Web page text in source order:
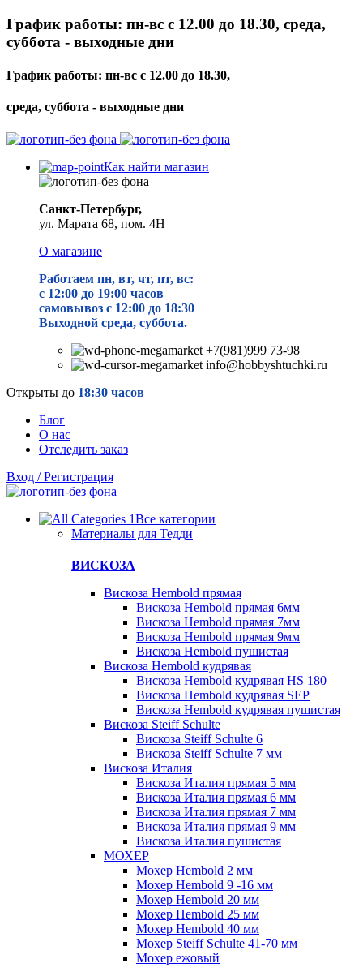
График работы: пн-вс с 12.00 до 18.30, среда,
суббота - выходные дни
График работы: пн-вс с 12.00 до 18.30,
среда, суббота - выходные дни
Как найти магазин
Санкт-Петербург,
ул. Марата 68, пом. 4Н
О магазине
Работаем пн, вт, чт, пт, вс:
с 12:00 до 19:00 часов
самовывоз с 12:00 до 18:30
Выходной среда, суббота.
+7(981)999 73-98
info@hobbyshtuchki.ru
Открыты до 18:30 часов
Блог
О нас
Отследить заказ
Вход / Регистрация
Все категории
Материалы для Тедди
ВИСКОЗА
Вискоза Hembold прямая
Вискоза Hembold прямая 6мм
Вискоза Hembold прямая 7мм
Вискоза Hembold прямая 9мм
Вискоза Hembold пушистая
Вискоза Hembold кудрявая
Вискоза Hembold кудрявая HS 180
Вискоза Hembold кудрявая SEP
Вискоза Hembold кудрявая пушистая
Вискоза Steiff Schulte
Вискоза Steiff Schulte 6
Вискоза Steiff Schulte 7 мм
Вискоза Италия
Вискоза Италия прямая 5 мм
Вискоза Италия прямая 6 мм
Вискоза Италия прямая 7 мм
Вискоза Италия прямая 9 мм
Вискоза Италия пушистая
МОХЕР
Мохер Hembold 2 мм
Мохер Hembold 9 -16 мм
Мохер Hembold 20 мм
Мохер Hembold 25 мм
Мохер Hembold 40 мм
Мохер Steiff Schulte 41-70 мм
Мохер ежовый